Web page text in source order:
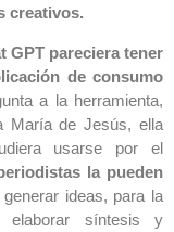
creativos.
GPT pareciera tener
de consumo
a la herramienta,
María de Jesús, ella
usarse por el
la pueden
generar ideas, para la
síntesis y